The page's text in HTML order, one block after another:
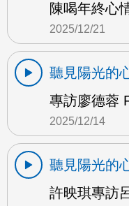
陳喝年終心
2025/12/21
聽見陽光的
專訪廖德蓉
2025/12/14
聽見陽光的
許映琪專訪